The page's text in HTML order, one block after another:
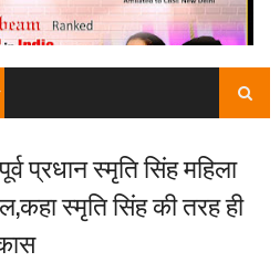
प्रधान स्मृति सिंह महिला
स्मृति सिंह की तरह ही